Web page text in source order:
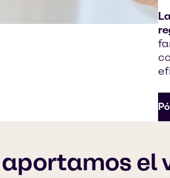
aportamos el